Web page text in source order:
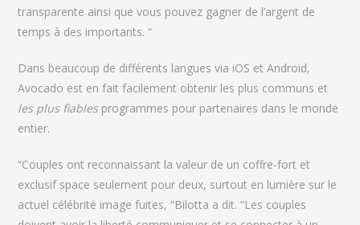
transparente ainsi que vous pouvez gagner de l’argent de
temps à des importants. “
Dans beaucoup de différents langues via iOS et Android,
Avocado est en fait facilement obtenir les plus communs et
les plus fiables programmes pour partenaires dans le monde
entier.
“Couples ont reconnaissant la valeur de un coffre-fort et
exclusif space seulement pour deux, surtout en lumière sur le
actuel célébrité image fuites, “Bilotta a dit. “Les couples